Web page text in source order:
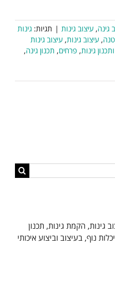
גינה, עיצוב גינות | תגיות: גינות
, עיצוב גינות, עיצוב גינות
גינות, פרחים, תכנון גינה,
גינות, הקמת גינות, תכנון
נוף, בעיצוב וביצוע איכותי